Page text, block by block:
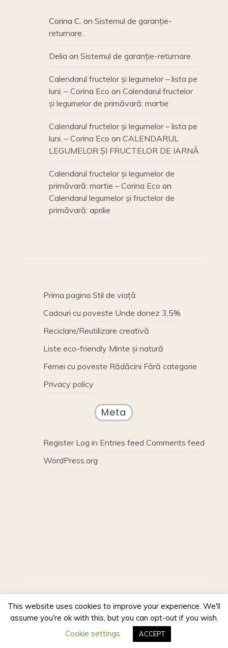
Corina C. on Sistemul de garanție-
returnare.
Delia on Sistemul de garanție-returnare.
Calendarul fructelor și legumelor – lista pe
luni. – Corina Eco on Calendarul fructelor
și legumelor de primăvară: martie
Calendarul fructelor și legumelor – lista pe
luni. – Corina Eco on CALENDARUL
LEGUMELOR ȘI FRUCTELOR DE IARNĂ
Calendarul fructelor și legumelor de
primăvară: martie – Corina Eco on
Calendarul legumelor și fructelor de
primăvară: aprilie
Prima pagina Stil de viață
Cadouri cu poveste Unde donez 3,5%
Reciclare/Reutilizare creativă
Liste eco-friendly Minte și natură
Femei cu poveste Rădăcini Fără categorie
Privacy policy
Meta
Register Log in Entries feed Comments feed
WordPress.org
Proudly powered by WordPress| Theme :
Voice Blog free WordPress theme: by :
Postmagthemes
This website uses cookies to improve your experience. We'll
assume you're ok with this, but you can opt-out if you wish.
Cookie settings
ACCEPT